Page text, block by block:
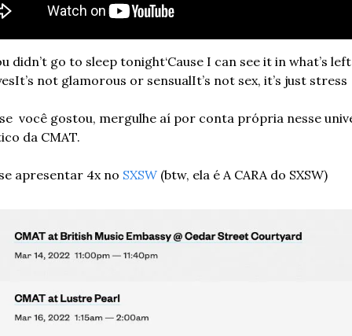
didn’t go to sleep tonight‘Cause I can see it in what’s
It’s not glamorous or sensualIt’s not sex, it’s just stress
você gostou, mergulhe aí por conta própria nesse
da CMAT.
apresentar 4x no SXSW (btw, ela é A CARA do SXSW)